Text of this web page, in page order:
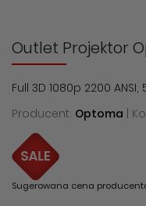
Outlet Projektor
Full 3D 1080p 2200 ANSI,
Producent: Optoma |
Sugerowana cena